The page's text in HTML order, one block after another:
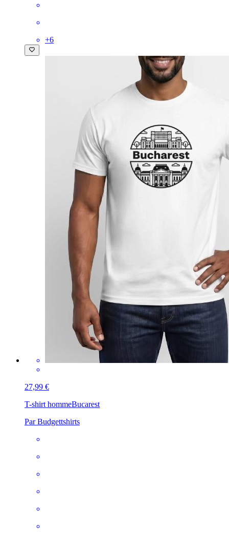
+6
27,99 €
T-shirt hommeBucarest
Par Budgettshirts